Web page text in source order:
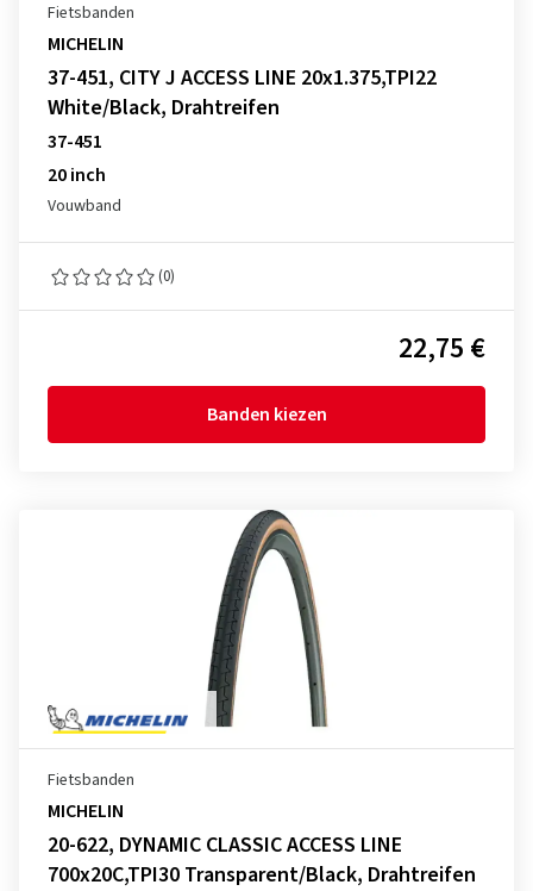
Fietsbanden
MICHELIN
37-451, CITY J ACCESS LINE 20x1.375,TPI22
White/Black, Drahtreifen
37-451
20 inch
Vouwband
(0)
22,75 €
Banden kiezen
Fietsbanden
MICHELIN
20-622, DYNAMIC CLASSIC ACCESS LINE
700x20C,TPI30 Transparent/Black, Drahtreifen